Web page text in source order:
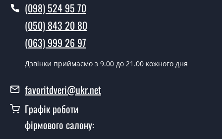
Так робимо. Монтаж дверних полотен проводиться
згідно з чергою, у всі дні крім неділі.
Скільки коштує встановлення дверей
Arona Серый графит?
от 1800 грн.
Можна на сьогодні викликати
замірника?
(098) 524 95 70
(050) 843 20 80
(063) 999 26 97
Дзвінки приймаємо з 9.00 до 21.00 кожного дня
favoritdveri@ukr.net
Графік роботи
фірмового салону: